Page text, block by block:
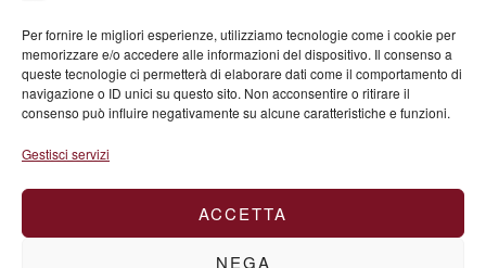
Per fornire le migliori esperienze, utilizziamo tecnologie come i cookie per
memorizzare e/o accedere alle informazioni del dispositivo. Il consenso a
queste tecnologie ci permetterà di elaborare dati come il comportamento di
navigazione o ID unici su questo sito. Non acconsentire o ritirare il
consenso può influire negativamente su alcune caratteristiche e funzioni.
Gestisci servizi
ACCETTA
NEGA
Whistleblowing
Fond. Mons. Alessandro Marangoni © 2025 | P.IVA